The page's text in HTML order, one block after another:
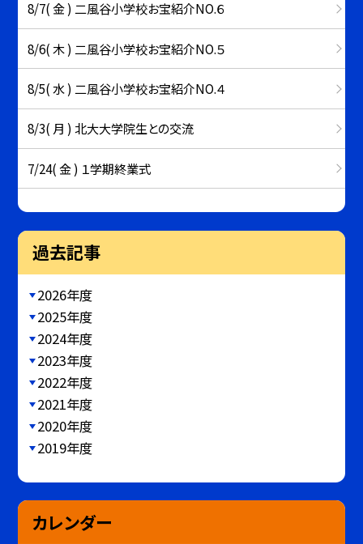
8/7( 金 ) 二風谷小学校お宝紹介NO.６
8/6( 木 ) 二風谷小学校お宝紹介NO.５
8/5( 水 ) 二風谷小学校お宝紹介NO.４
8/3( 月 ) 北大大学院生との交流
7/24( 金 ) １学期終業式
過去記事
2026年度
2025年度
2024年度
2023年度
2022年度
2021年度
2020年度
2019年度
カレンダー